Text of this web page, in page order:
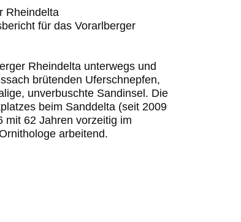
Rheindelta
für das Vorarlberger
Rheindelta unterwegs und
brütenden Uferschnepfen,
unverbuschte Sandinsel. Die
beim Sanddelta (seit 2009
mit 62 Jahren vorzeitig im
arbeitend.